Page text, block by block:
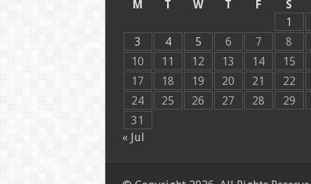
M
T W T F S
1
3
4 5 6 7 8
10
11 12 13 14 15
17
18 19 20 21 22
24
25 26 27 28 29
31
« Jul